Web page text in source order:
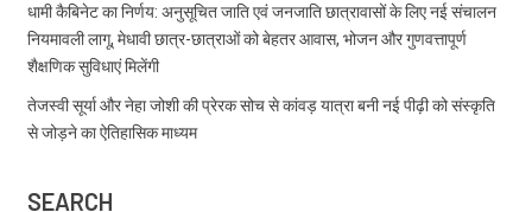
धामी कैबिनेट का निर्णय: अनुसूचित जाति एवं जनजाति छात्रावासों के लिए नई संचालन
नियमावली लागू, मेधावी छात्र-छात्राओं को बेहतर आवास, भोजन और गुणवत्तापूर्ण
शैक्षणिक सुविधाएं मिलेंगी
तेजस्वी सूर्या और नेहा जोशी की प्रेरक सोच से कांवड़ यात्रा बनी नई पीढ़ी को संस्कृति
से जोड़ने का ऐतिहासिक माध्यम
SEARCH